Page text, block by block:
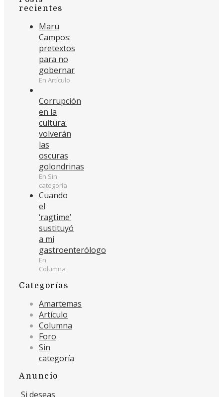
recientes
Maru
Campos:
pretextos
para no
gobernar
En Artículo
Corrupción
en la
cultura:
volverán
las
oscuras
golondrinas
En Sin
categoría
Cuando
el
‘ragtime’
sustituyó
a mi
gastroenterólogo
En
Columna
Categorías
Amartemas
Artículo
Columna
Foro
Sin
categoría
Anuncio
Si deseas